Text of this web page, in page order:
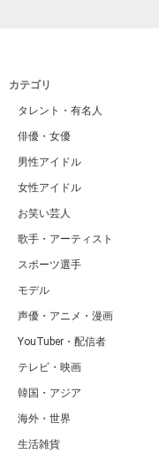
カテゴリ
タレント・有名人
俳優・女優
男性アイドル
女性アイドル
お笑い芸人
歌手・アーティスト
スポーツ選手
モデル
声優・アニメ・漫画
YouTuber・配信者
テレビ・映画
韓国・アジア
海外・世界
生活雑貨